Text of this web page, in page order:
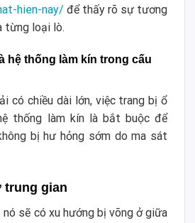
hien-nay/ để thấy rõ sự tương
từng loại lò.
hệ thống làm kín trong cấu
có chiều dài lớn, việc trang bị ổ
thống làm kín là bắt buộc để
bị hư hỏng sớm do ma sát
trung gian
nó sẽ có xu hướng bị võng ở giữa